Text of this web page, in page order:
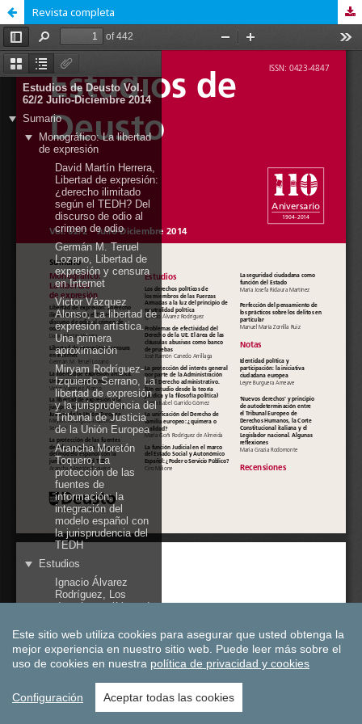
Revista completa
Este sitio web utiliza cookies para asegurar que usted obtenga la
mejor experiencia en nuestro sitio web. Puede leer más sobre el
uso de cookies en nuestra política de privacidad y cookies
Configuración Aceptar todas las cookies